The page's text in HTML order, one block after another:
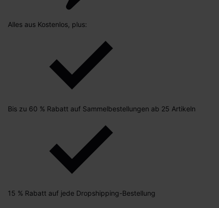
Alles aus Kostenlos, plus:
Bis zu 60 % Rabatt auf Sammelbestellungen ab 25 Artikeln
15 % Rabatt auf jede Dropshipping-Bestellung